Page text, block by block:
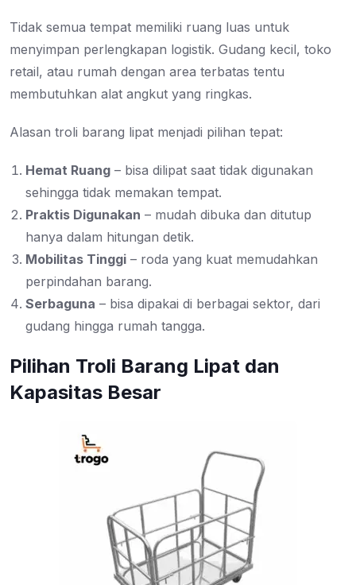
Tidak semua tempat memiliki ruang luas untuk
menyimpan perlengkapan logistik. Gudang kecil, toko
retail, atau rumah dengan area terbatas tentu
membutuhkan alat angkut yang ringkas.
Alasan troli barang lipat menjadi pilihan tepat:
Hemat Ruang – bisa dilipat saat tidak digunakan
sehingga tidak memakan tempat.
Praktis Digunakan – mudah dibuka dan ditutup
hanya dalam hitungan detik.
Mobilitas Tinggi – roda yang kuat memudahkan
perpindahan barang.
Serbaguna – bisa dipakai di berbagai sektor, dari
gudang hingga rumah tangga.
Pilihan Troli Barang Lipat dan
Kapasitas Besar